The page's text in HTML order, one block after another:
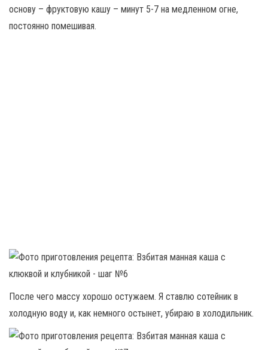
основу – фруктовую кашу – минут 5-7 на медленном огне,
постоянно помешивая.
После чего массу хорошо остужаем. Я ставлю сотейник в
холодную воду и, как немного остынет, убираю в холодильник.